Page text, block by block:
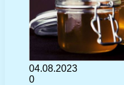
04.08.2023
0